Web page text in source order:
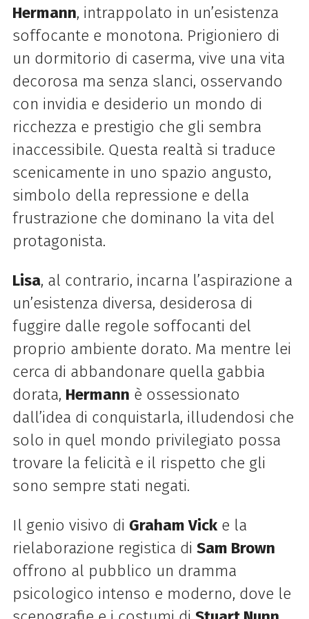
Hermann, intrappolato in un’esistenza
soffocante e monotona. Prigioniero di
un dormitorio di caserma, vive una vita
decorosa ma senza slanci, osservando
con invidia e desiderio un mondo di
ricchezza e prestigio che gli sembra
inaccessibile. Questa realtà si traduce
scenicamente in uno spazio angusto,
simbolo della repressione e della
frustrazione che dominano la vita del
protagonista.
Lisa, al contrario, incarna l’aspirazione a
un’esistenza diversa, desiderosa di
fuggire dalle regole soffocanti del
proprio ambiente dorato. Ma mentre lei
cerca di abbandonare quella gabbia
dorata, Hermann è ossessionato
dall’idea di conquistarla, illudendosi che
solo in quel mondo privilegiato possa
trovare la felicità e il rispetto che gli
sono sempre stati negati.
Il genio visivo di Graham Vicke la
rielaborazione registica di Sam Brown
offrono al pubblico un dramma
psicologico intenso e moderno, dove le